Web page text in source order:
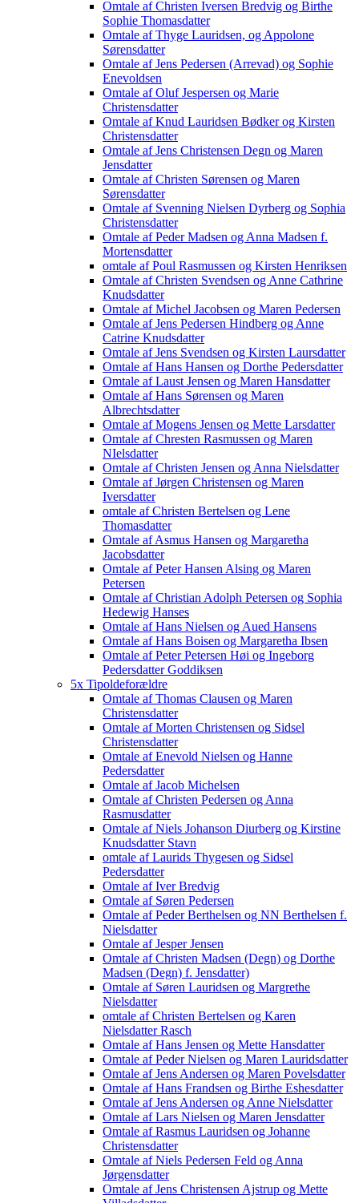
Omtale af Christen Iversen Bredvig og Birthe
Sophie Thomasdatter
Omtale af Thyge Lauridsen, og Appolone
Sørensdatter
Omtale af Jens Pedersen (Arrevad) og Sophie
Enevoldsen
Omtale af Oluf Jespersen og Marie
Christensdatter
Omtale af Knud Lauridsen Bødker og Kirsten
Christensdatter
Omtale af Jens Christensen Degn og Maren
Jensdatter
Omtale af Christen Sørensen og Maren
Sørensdatter
Omtale af Svenning Nielsen Dyrberg og Sophia
Christensdatter
Omtale af Peder Madsen og Anna Madsen f.
Mortensdatter
omtale af Poul Rasmussen og Kirsten Henriksen
Omtale af Christen Svendsen og Anne Cathrine
Knudsdatter
Omtale af Michel Jacobsen og Maren Pedersen
Omtale af Jens Pedersen Hindberg og Anne
Catrine Knudsdatter
Omtale af Jens Svendsen og Kirsten Laursdatter
Omtale af Hans Hansen og Dorthe Pedersdatter
Omtale af Laust Jensen og Maren Hansdatter
Omtale af Hans Sørensen og Maren
Albrechtsdatter
Omtale af Mogens Jensen og Mette Larsdatter
Omtale af Chresten Rasmussen og Maren
NIelsdatter
Omtale af Christen Jensen og Anna Nielsdatter
Omtale af Jørgen Christensen og Maren
Iversdatter
omtale af Christen Bertelsen og Lene
Thomasdatter
Omtale af Asmus Hansen og Margaretha
Jacobsdatter
Omtale af Peter Hansen Alsing og Maren
Petersen
Omtale af Christian Adolph Petersen og Sophia
Hedewig Hanses
Omtale af Hans Nielsen og Aued Hansens
Omtale af Hans Boisen og Margaretha Ibsen
Omtale af Peter Petersen Høi og Ingeborg
Pedersdatter Goddiksen
5x Tipoldeforældre
Omtale af Thomas Clausen og Maren
Christensdatter
Omtale af Morten Christensen og Sidsel
Christensdatter
Omtale af Enevold Nielsen og Hanne
Pedersdatter
Omtale af Jacob Michelsen
Omtale af Christen Pedersen og Anna
Rasmusdatter
Omtale af Niels Johanson Diurberg og Kirstine
Knudsdatter Stavn
omtale af Laurids Thygesen og Sidsel
Pedersdatter
Omtale af Iver Bredvig
Omtale af Søren Pedersen
Omtale af Peder Berthelsen og NN Berthelsen f.
Nielsdatter
Omtale af Jesper Jensen
Omtale af Christen Madsen (Degn) og Dorthe
Madsen (Degn) f. Jensdatter)
Omtale af Søren Lauridsen og Margrethe
Nielsdatter
omtale af Christen Bertelsen og Karen
Nielsdatter Rasch
Omtale af Hans Jensen og Mette Hansdatter
Omtale af Peder Nielsen og Maren Lauridsdatter
Omtale af Jens Andersen og Maren Povelsdatter
Omtale af Hans Frandsen og Birthe Eshesdatter
Omtale af Jens Andersen og Anne Nielsdatter
Omtale af Lars Nielsen og Maren Jensdatter
Omtale af Rasmus Lauridsen og Johanne
Christensdatter
Omtale af Niels Pedersen Feld og Anna
Jørgensdatter
Omtale af Jens Christensen Ajstrup og Mette